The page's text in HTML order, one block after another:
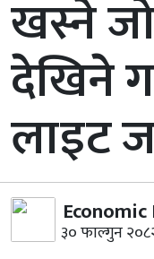
खस्ने
देखिने
लाइट
३० फाल्गुन